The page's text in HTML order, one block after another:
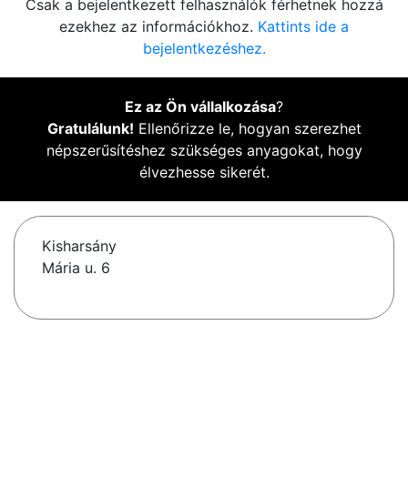
Csak a bejelentkezett felhasználók férhetnek hozzá
ezekhez az információkhoz. Kattints ide a
bejelentkezéshez.
Ez az Ön vállalkozása?
Gratulálunk! Ellenőrizze le, hogyan szerezhet
népszerűsítéshez szükséges anyagokat, hogy
élvezhesse sikerét.
Kisharsány
Mária u. 6